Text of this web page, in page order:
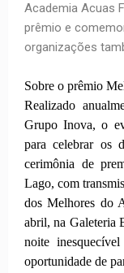
Academia Acuas
prêmio e
organizações
Sobre o prêmio
Realizado
Grupo Inova, o
para celebrar os
cerimônia de
Lago, com
dos Melhores do
abril, na Galeteria
noite
oportunidade de